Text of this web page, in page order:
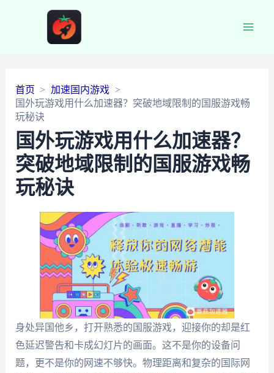
首页
加速国内游戏
国外玩游戏用什么加速器？突破地域限制的国服游戏畅
玩秘诀
国外玩游戏用什么加速器？
突破地域限制的国服游戏畅
玩秘诀
身处异国他乡，打开熟悉的国服游戏，迎接你的却是红
色延迟警告和卡成幻灯片的画面。这不是你的设备问
题，更不是你的网速不够快。物理距离和复杂的国际网